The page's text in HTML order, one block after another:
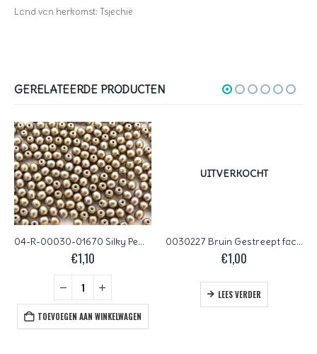
Land van herkomst: Tsjechië
GERELATEERDE PRODUCTEN
04-R-00030-01670 Silky Pewter round 4 mm. 100 Pc.
€1,10
TOEVOEGEN AAN WINKELWAGEN
UITVERKOCHT
0030227 Bruin Gestreept facet 10 mm.
€1,00
LEES VERDER